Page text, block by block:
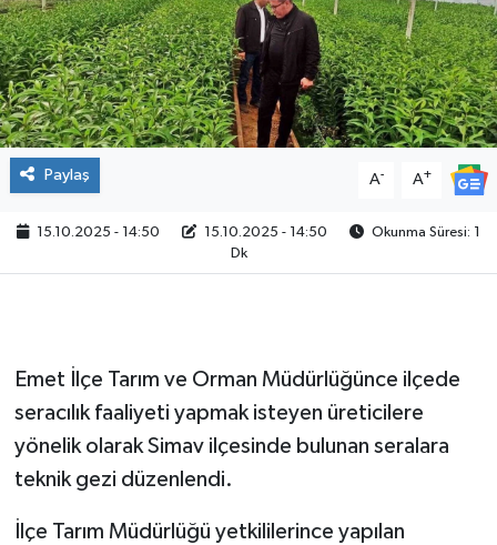
Paylaş A- A+
15.10.2025 - 14:50 15.10.2025 - 14:50
Okunma Süresi: 1
Dk
Emet İlçe Tarım ve Orman Müdürlüğünce ilçede
seracılık faaliyeti yapmak isteyen üreticilere
yönelik olarak Simav ilçesinde bulunan seralara
teknik gezi düzenlendi.
İlçe Tarım Müdürlüğü yetkililerince yapılan